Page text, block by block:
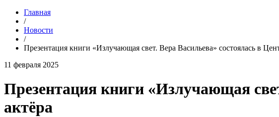
Главная
/
Новости
/
Презентация книги «Излучающая свет. Вера Васильева» состоялась в
11 февраля 2025
Презентация книги «Излучающая
актёра